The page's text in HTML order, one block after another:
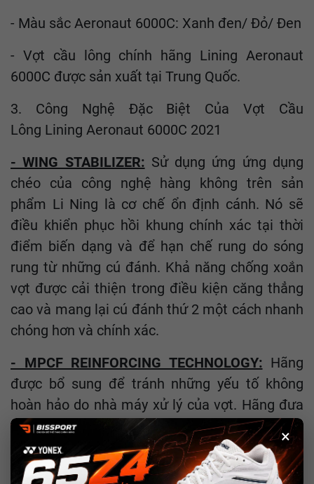
×
- Màu sắc Aeronaut 6000C: Xanh đen/ Đỏ/ Đen
- Vợt cầu lông chính hãng Lining Aeronaut
6000C được sản xuất tại Trung Quốc.
3. Công Nghệ Đặc Biệt Của Vợt Cầu
Lông Lining Aeronaut 6000C 2021
- WING STABILIZER: Sử dụng ứng ứng dụng
chéo của công nghệ hàng không trên sản
phẩm Li Ning là cơ chế ổn định cánh. Nó sẽ
điều khiển phục hồi khung chính xác tại thời
điểm biến dạng và để hạn chế rung do sóng
rung từ những cú đánh. Khả năng chống xoắn
vợt được cải thiện trong điều kiện căng thẳng
cao và mang lại cú đánh thứ 2 một cách nhanh
chóng hơn và chính xác.
- MPCF REINFORCING TECHNOLOGY: Hãng
được bổ sung để tránh những yếu tố không
hoàn hảo do nhà máy xử lý của vợt. Hãng đưa
thêm những yếu tố công nghệ sợi carbon nhiều
lớp, vợt được chế tạo với sực mạnh và tuổi thọ
cao